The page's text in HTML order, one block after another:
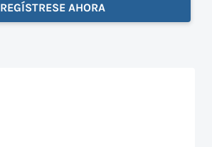
REGÍSTRESE AHORA